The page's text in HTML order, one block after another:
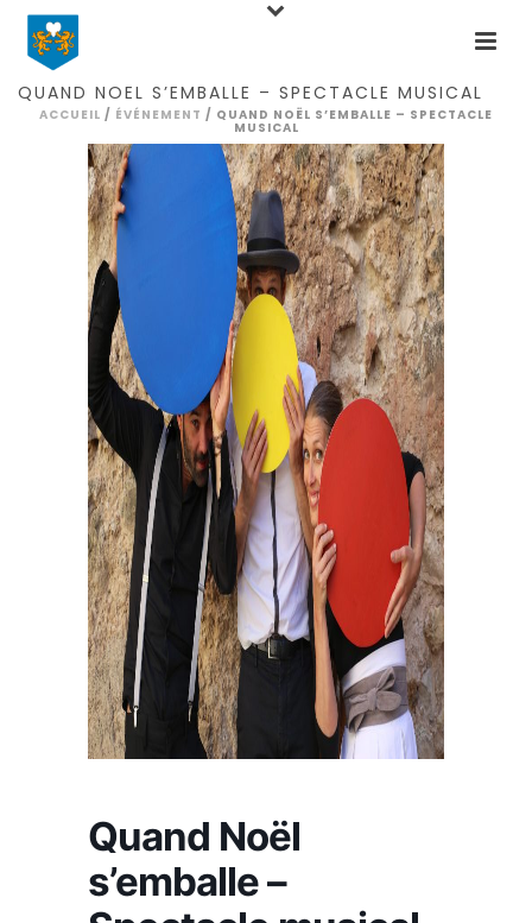
QUAND NOËL S’EMBALLE – SPECTACLE MUSICAL
ACCUEIL / ÉVÉNEMENT / QUAND NOËL S’EMBALLE – SPECTACLE
MUSICAL
Quand Noël
s’emballe –